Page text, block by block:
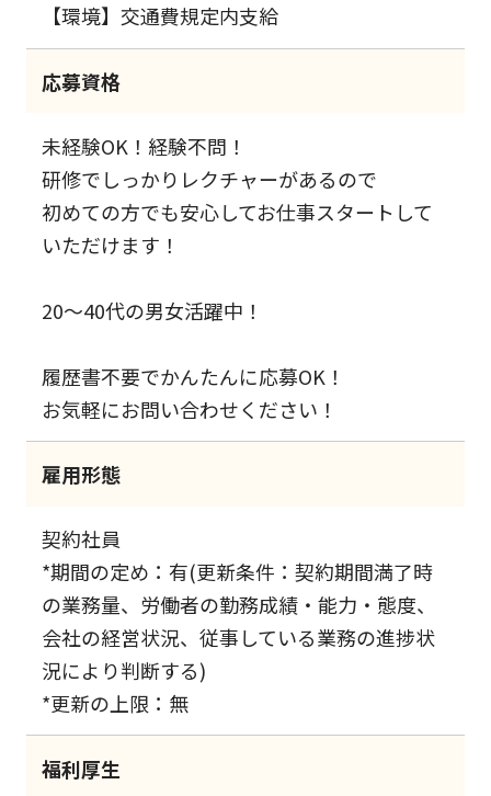
【環境】交通費規定内支給
応募資格
未経験OK！経験不問！
研修でしっかりレクチャーがあるので
初めての方でも安心してお仕事スタートして
いただけます！
20～40代の男女活躍中！
履歴書不要でかんたんに応募OK！
お気軽にお問い合わせください！
雇用形態
契約社員
*期間の定め：有(更新条件：契約期間満了時
の業務量、労働者の勤務成績・能力・態度、
会社の経営状況、従事している業務の進捗状
況により判断する)
*更新の上限：無
福利厚生